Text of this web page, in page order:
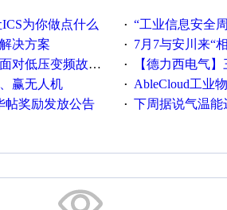
为你做点什么 · “工业信息安全周之我见”
决方案 · 7月7与安川来“
障，老手是这样解决的！ · 【德力西电气】三
赢无人机 · AbleCloud工业物联
帖奖励发放公告 · 下周据说气温能